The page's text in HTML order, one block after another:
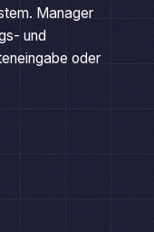
und
oder